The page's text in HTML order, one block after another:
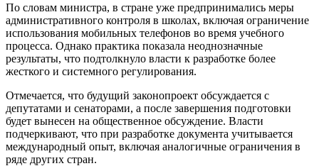
По словам министра, в стране уже предпринимались меры
административного контроля в школах, включая ограничение
использования мобильных телефонов во время учебного
процесса. Однако практика показала неоднозначные
результаты, что подтолкнуло власти к разработке более
жесткого и системного регулирования.
Отмечается, что будущий законопроект обсуждается с
депутатами и сенаторами, а после завершения подготовки
будет вынесен на общественное обсуждение. Власти
подчеркивают, что при разработке документа учитывается
международный опыт, включая аналогичные ограничения в
ряде других стран.